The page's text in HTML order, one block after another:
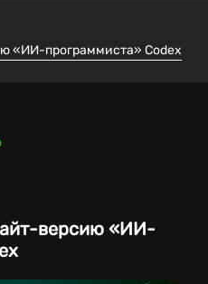
«ИИ-программиста» Codex
версию «ИИ-